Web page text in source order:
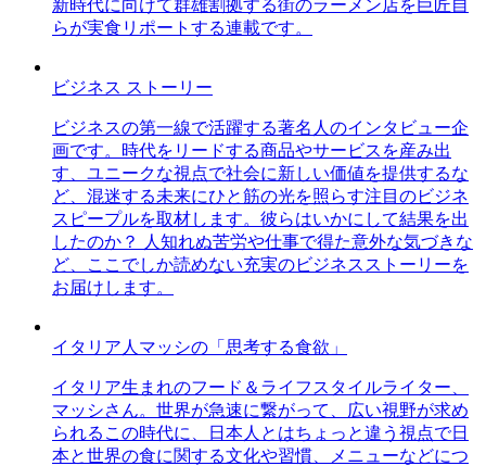
新時代に向けて群雄割拠する街のラーメン店を巨匠自
らが実食リポートする連載です。
ビジネス ストーリー
ビジネスの第一線で活躍する著名人のインタビュー企
画です。時代をリードする商品やサービスを産み出
す、ユニークな視点で社会に新しい価値を提供するな
ど、混迷する未来にひと筋の光を照らす注目のビジネ
スピープルを取材します。彼らはいかにして結果を出
したのか？ 人知れぬ苦労や仕事で得た意外な気づきな
ど、ここでしか読めない充実のビジネスストーリーを
お届けします。
イタリア人マッシの「思考する食欲」
イタリア生まれのフード＆ライフスタイルライター、
マッシさん。世界が急速に繋がって、広い視野が求め
られるこの時代に、日本人とはちょっと違う視点で日
本と世界の食に関する文化や習慣、メニューなどにつ